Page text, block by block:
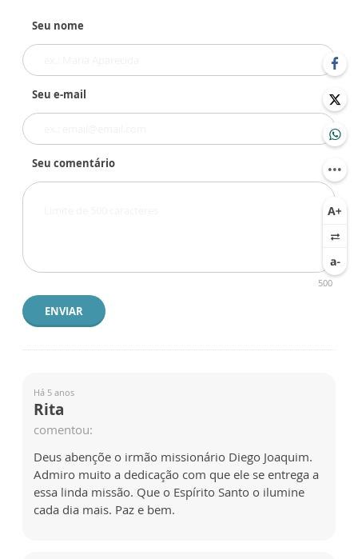
Seu nome
Seu e-mail
Seu comentário
500
ENVIAR
Há 5 anos
Rita
comentou:
Deus abençõe o irmão missionário Diego Joaquim.
Admiro muito a dedicação com que ele se entrega a
essa linda missão. Que o Espírito Santo o ilumine
cada dia mais. Paz e bem.